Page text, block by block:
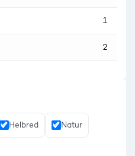
1
2
Helbred Natur